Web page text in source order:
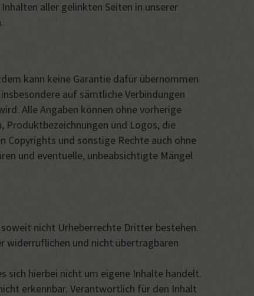
aller gelinkten Seiten in unserer
kann keine Garantie dafür übernommen
auf sämtliche Verbindungen
Alle Angaben können ohne vorherige
und Logos, die
Copyrights und sonstige Rechte auch ohne
und eventuelle, unbeabsichtigte Mängel
nicht Urheberrechte Dritter bestehen.
widerruflichen und nicht übertragbaren
sich hierbei nicht um eigene Inhalte handelt.
erkennbar. Verantwortlich für den Inhalt